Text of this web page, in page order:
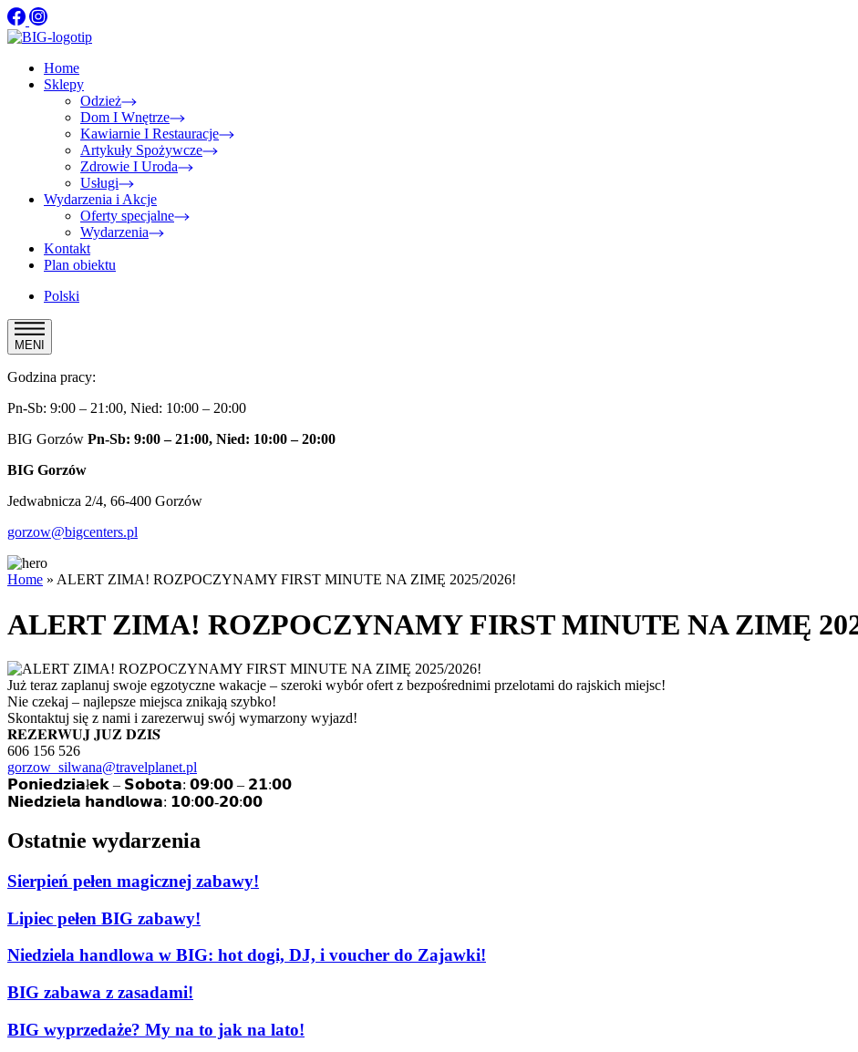
Home
Sklepy
Odzież
Dom I Wnętrze
Kawiarnie I Restauracje
Artykuły Spożywcze
Zdrowie I Uroda
Usługi
Wydarzenia i Akcje
Oferty specjalne
Wydarzenia
Kontakt
Plan obiektu
Polski
MENI
Godzina pracy:
Pn-Sb: 9:00 – 21:00, Nied: 10:00 – 20:00
BIG Gorzów Pn-Sb: 9:00 – 21:00, Nied: 10:00 – 20:00
BIG Gorzów
Jedwabnicza 2/4, 66-400 Gorzów
gorzow@bigcenters.pl
Home » ALERT ZIMA! ROZPOCZYNAMY FIRST MINUTE NA ZIMĘ 2025/2026!
ALERT ZIMA! ROZPOCZYNAMY FIRST MINUTE NA ZIMĘ
Już teraz zaplanuj swoje egzotyczne wakacje – szeroki wybór ofert z bezpośrednimi przelotami do rajskich miejsc!
Nie czekaj – najlepsze miejsca znikają szybko!
Skontaktuj się z nami i zarezerwuj swój wymarzony wyjazd!
𝐑𝐄𝐙𝐄𝐑𝐖𝐔𝐉 𝐉𝐔𝐙̇ 𝐃𝐙𝐈𝐒́
606 156 526
gorzow_silwana@travelplanet.pl
𝗣𝗼𝗻𝗶𝗲𝗱𝘇𝗶𝗮ł𝗲𝗸 – 𝗦𝗼𝗯𝗼𝘁𝗮: 𝟬𝟵:𝟬𝟬 – 𝟮𝟭:𝟬𝟬
𝗡𝗶𝗲𝗱𝘇𝗶𝗲𝗹𝗮 𝗵𝗮𝗻𝗱𝗹𝗼𝘄𝗮: 𝟭𝟬:𝟬𝟬-𝟮𝟬:𝟬𝟬
Ostatnie wydarzenia
Sierpień pełen magicznej zabawy!
Lipiec pełen BIG zabawy!
Niedziela handlowa w BIG: hot dogi, DJ, i voucher do Zajawki!
BIG zabawa z zasadami!
BIG wyprzedaże? My na to jak na lato!